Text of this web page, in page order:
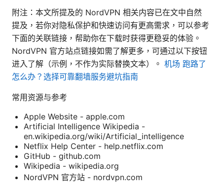
附注：本文所提及的 NordVPN 相关内容已在文中自然
提及，若你对隐私保护和快速访问有更高需求，可以参考
下面的关联链接，帮助你在下载时获得更稳妥的体验。
NordVPN 官方站点链接如需了解更多，可通过以下按钮
进入了解（示例，不作为实际替换文本）。 机场 跑路了
怎么办？选择可靠翻墙服务避坑指南
常用资源与参考
Apple Website - apple.com
Artificial Intelligence Wikipedia -
en.wikipedia.org/wiki/Artificial_intelligence
Netflix Help Center - help.netflix.com
GitHub - github.com
Wikipedia - wikipedia.org
NordVPN 官方站 - nordvpn.com